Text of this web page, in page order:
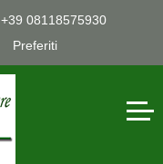
+39 08118575930
Preferiti